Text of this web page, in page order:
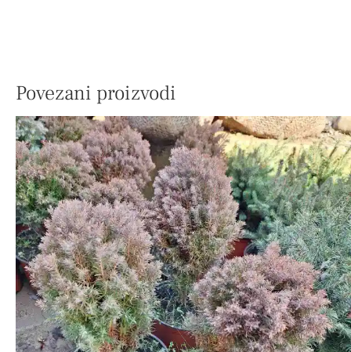
Povezani proizvodi